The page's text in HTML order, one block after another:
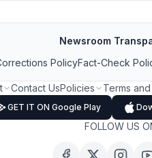
Newsroom
PolicyFact-Check
Contact UsPolicies Terms
GET IT ON Google Play
FOLLOW US